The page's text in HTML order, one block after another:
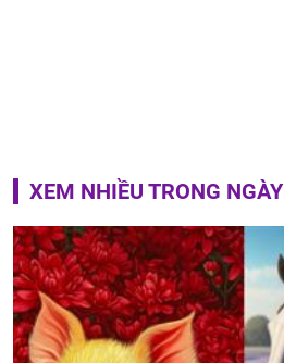
XEM NHIỀU TRONG NGÀY